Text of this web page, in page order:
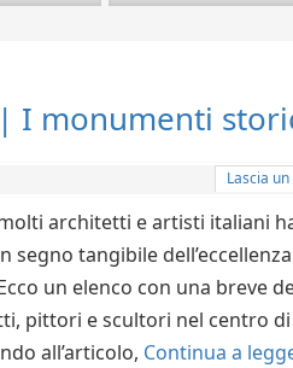
I monumenti
Lascia
architetti e artisti italiani
segno tangibile
un elenco con una breve
pittori e scultori nel centro
all’articolo, Continua a